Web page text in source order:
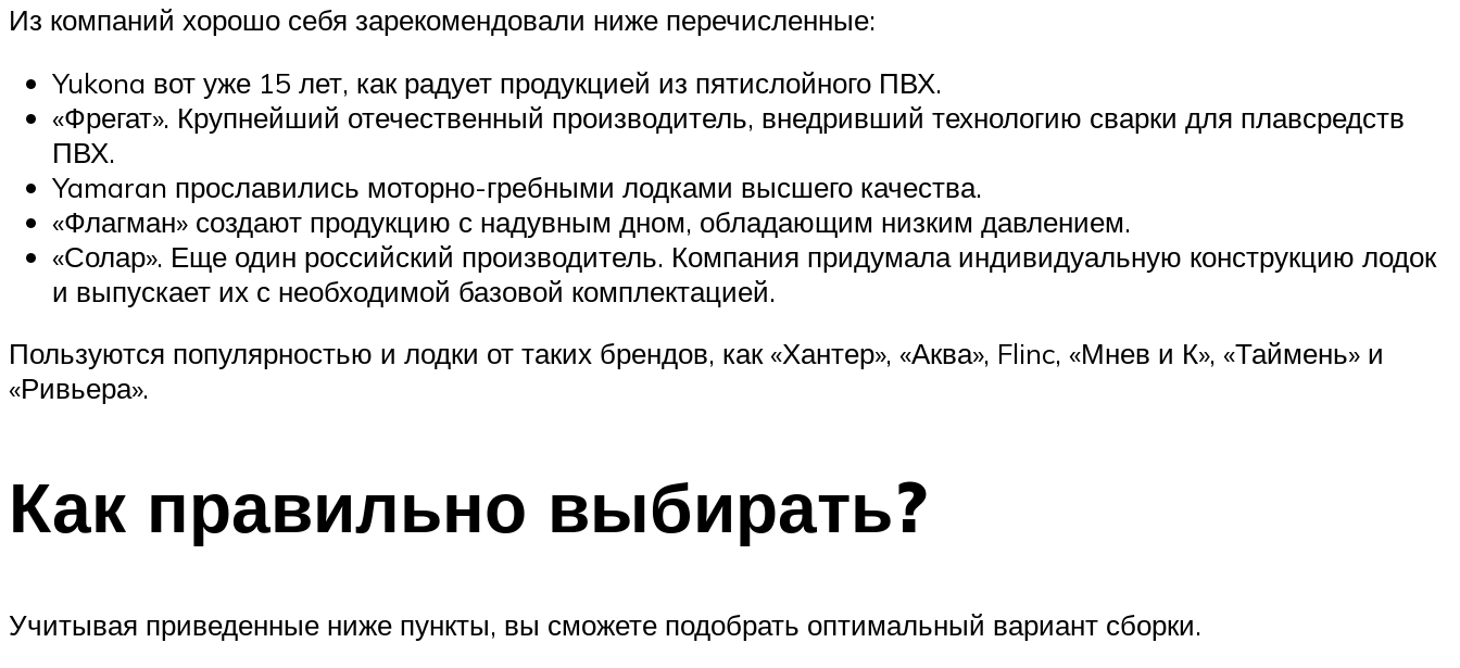
Из компаний хорошо себя зарекомендовали ниже перечисленные:
Yukona вот уже 15 лет, как радует продукцией из пятислойного ПВХ.
«Фрегат». Крупнейший отечественный производитель, внедривший технологию сварки для плавсредств
ПВХ.
Yamaran прославились моторно-гребными лодками высшего качества.
«Флагман» создают продукцию с надувным дном, обладающим низким давлением.
«Солар». Еще один российский производитель. Компания придумала индивидуальную конструкцию лодок
и выпускает их с необходимой базовой комплектацией.
Пользуются популярностью и лодки от таких брендов, как «Хантер», «Аква», Flinc, «Мнев и К», «Таймень» и
«Ривьера».
Как правильно выбирать?
Учитывая приведенные ниже пункты, вы сможете подобрать оптимальный вариант сборки.